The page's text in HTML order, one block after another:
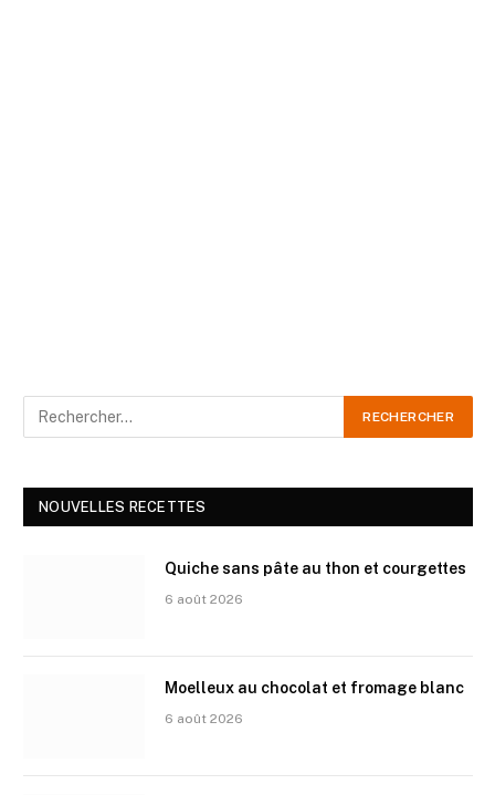
NOUVELLES RECETTES
Quiche sans pâte au thon et courgettes
6 août 2026
Moelleux au chocolat et fromage blanc
6 août 2026